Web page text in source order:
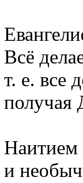
Всё
т. е. все
получая
Наитием
и